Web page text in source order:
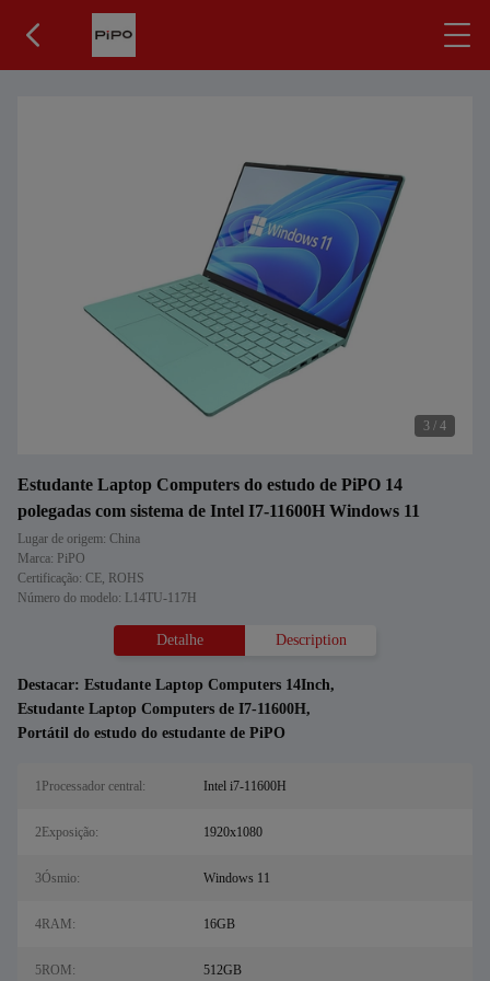
3 / 4
Estudante Laptop Computers do estudo de PiPO 14
polegadas com sistema de Intel I7-11600H Windows 11
Lugar de origem: China
Marca: PiPO
Certificação: CE, ROHS
Número do modelo: L14TU-117H
Detalhe Description
Destacar: Estudante Laptop Computers 14Inch,
Estudante Laptop Computers de I7-11600H,
Portátil do estudo do estudante de PiPO
1Processador central: Intel i7-11600H
2Exposição: 1920x1080
3Ósmio: Windows 11
4RAM: 16GB
5ROM: 512GB